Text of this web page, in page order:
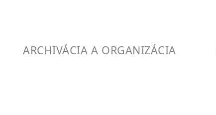
ARCHIVÁCIA A ORGANIZÁCIA